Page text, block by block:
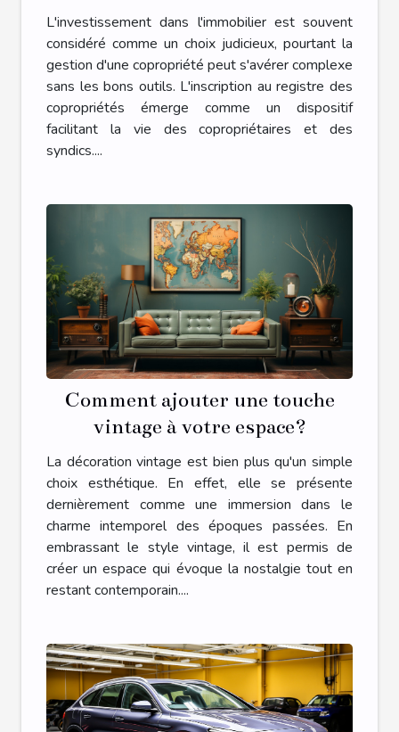
gestion de votre propriété
L'investissement dans l'immobilier est souvent
considéré comme un choix judicieux, pourtant la
gestion d'une copropriété peut s'avérer complexe
sans les bons outils. L'inscription au registre des
copropriétés émerge comme un dispositif
facilitant la vie des copropriétaires et des
syndics....
Comment ajouter une touche
vintage à votre espace?
La décoration vintage est bien plus qu'un simple
choix esthétique. En effet, elle se présente
dernièrement comme une immersion dans le
charme intemporel des époques passées. En
embrassant le style vintage, il est permis de
créer un espace qui évoque la nostalgie tout en
restant contemporain....